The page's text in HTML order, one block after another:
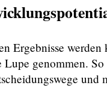
Ergebnisse
genommen.